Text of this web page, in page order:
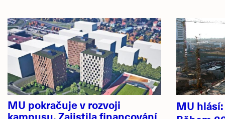
články
Hlavní
novinky
MU pokračuje v rozvoji
kampusu. Zajistila financování
MU